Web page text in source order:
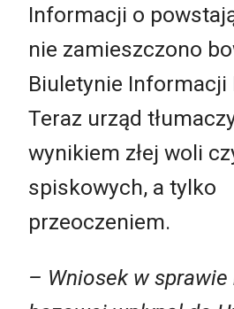
Informacji o
nie zamieszczono
Biuletynie Informacji
Teraz urząd
wynikiem złej woli
spiskowych, a tylko
przeoczeniem.
– Wniosek w